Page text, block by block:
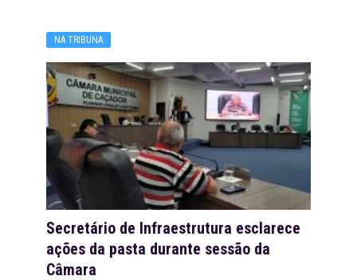
NA TRIBUNA
Secretário de Infraestrutura esclarece
ações da pasta durante sessão da
Câmara